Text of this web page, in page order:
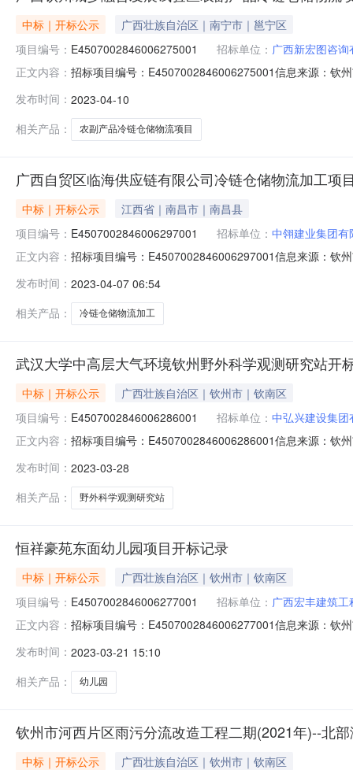
中标｜开标公示
广西壮族自治区｜南宁市｜邕宁区
项目编号： E4507002846006275001 招标单位： 广西新宏图咨
正文内容： 招标项目编号：E4507002846006275001信息来源：钦
期:日历天;质量要求:;保证金金额:0.00元,投标文件递交时
发布时间： 2023-04-10
相关产品：
农副产品冷链仓储物流项目
广西自贸区临海供应链有限公司冷链仓储物流加工项
中标｜开标公示
江西省｜南昌市｜南昌县
项目编号： E4507002846006297001 招标单位： 中翎建业集团有
正文内容： 招标项目编号：E4507002846006297001信息来源：钦
质量要求:;保证金金额:0.00元,投标文件递交时间:未上传,
发布时间： 2023-04-07 06:54
相关产品：
冷链仓储物流加工
武汉大学中高层大气环境钦州野外科学观测研究站开
中标｜开标公示
广西壮族自治区｜钦州市｜钦南区
项目编号： E4507002846006286001 招标单位： 中弘兴建设集团
正文内容： 招标项目编号：E4507002846006286001信息来源：钦
期:120日历天;质量要求:;保证金金额:0.00元,投标文件递
发布时间： 2023-03-28
相关产品：
野外科学观测研究站
恒祥豪苑东面幼儿园项目开标记录
中标｜开标公示
广西壮族自治区｜钦州市｜钦南区
项目编号： E4507002846006277001 招标单位： 广西宏丰建筑
正文内容： 招标项目编号：E4507002846006277001信息来源：钦
要求:;保证金金额:0.00元,投标文件递交时间
发布时间： 2023-03-21 15:10
相关产品：
幼儿园
钦州市河西片区雨污分流改造工程二期(2021年)--北
中标｜开标公示
广西壮族自治区｜钦州市｜钦南区